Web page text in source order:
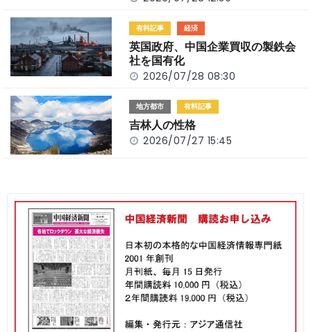
有料記事 経済
英国政府、中国企業買収の製鉄会
社を国有化
2026/07/28 08:30
地方都市 有料記事
吉林人の性格
2026/07/27 15:45